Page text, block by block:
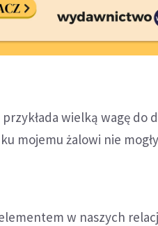
wielką wagę do
mojemu żalowi nie
w naszych